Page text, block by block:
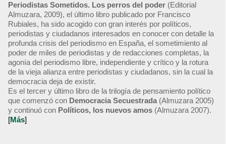
Periodistas Sometidos. Los perros del poder (Editorial
Almuzara, 2009), el último libro publicado por Francisco
Rubiales, ha sido acogido con gran interés por políticos,
periodistas y ciudadanos interesados en conocer con detalle la
profunda crisis del periodismo en España, el sometimiento al
poder de miles de periodistas y de redacciones completas, la
agonía del periodismo libre, independiente y crítico y la rotura
de la vieja alianza entre periodistas y ciudadanos, sin la cual la
democracia deja de existir.
Es el tercer y último libro de la trilogía de pensamiento político
que comenzó con Democracia Secuestrada (Almuzara 2005)
y continuó con Políticos, los nuevos amos (Almuzara 2007).
[Más]